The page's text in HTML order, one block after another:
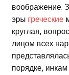
воображение.
эры греческие
круглая,
лицом всех
порядке, инкам